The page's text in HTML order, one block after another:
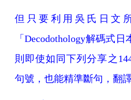
但只要利用吳氏日文
「Decodothology解碼式
則即使如同下列分享之
句號，也能精準斷句，翻